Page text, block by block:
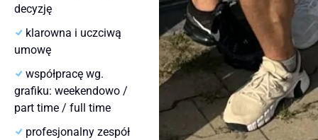
decyzję
klarowna i uczciwą
umowę
współpracę wg.
grafiku: weekendowo /
part time / full time
profesjonalny zespół